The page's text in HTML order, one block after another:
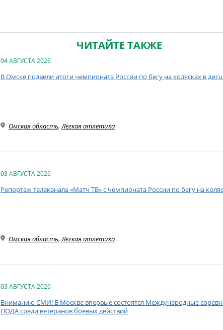
ЧИТАЙТЕ ТАКЖЕ
04 АВГУСТА 2026
В Омске подвели итоги чемпионата России по бегу на колясках в
Омская область,Легкая атлетика
03 АВГУСТА 2026
Репортаж телеканала «Матч ТВ» с чемпионата России по бегу на
Омская область,Легкая атлетика
03 АВГУСТА 2026
Вниманию СМИ! В Москве впервые состоятся Международные
ПОДА среди ветеранов боевых действий